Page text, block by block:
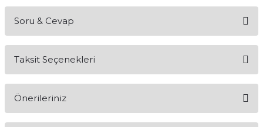
Soru & Cevap
Taksit Seçenekleri
Önerileriniz